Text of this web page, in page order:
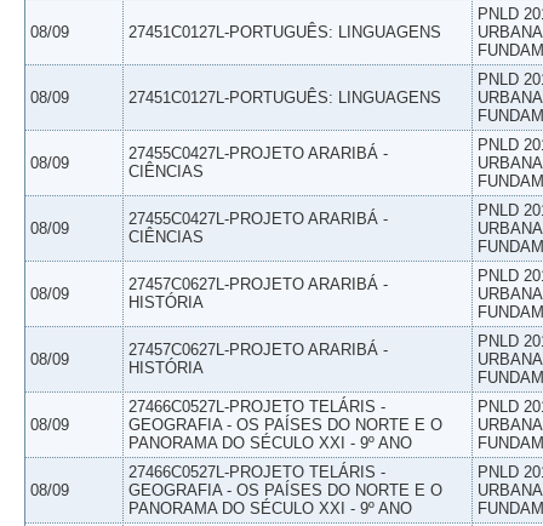
08/09 27451C0127L-PORTUGUÊS: LINGUAGENS
PNLD
08/09 27451C0127L-PORTUGUÊS: LINGUAGENS
PNLD
08/09
27455C0427L-PROJETO ARARIBÁ -
CIÊNCIAS
PNLD
08/09
27455C0427L-PROJETO ARARIBÁ -
CIÊNCIAS
PNLD
08/09
27457C0627L-PROJETO ARARIBÁ -
HISTÓRIA
PNLD
08/09
27457C0627L-PROJETO ARARIBÁ -
HISTÓRIA
PNLD
08/09
27466C0527L-PROJETO TELÁRIS -
GEOGRAFIA - OS PAÍSES DO NORTE E O
PANORAMA DO SÉCULO XXI - 9º ANO
PNLD
08/09
27466C0527L-PROJETO TELÁRIS -
GEOGRAFIA - OS PAÍSES DO NORTE E O
PANORAMA DO SÉCULO XXI - 9º ANO
PNLD